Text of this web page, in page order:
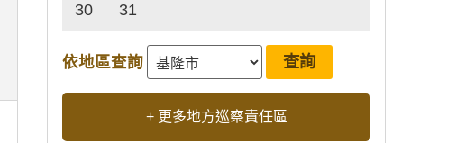
30 31
依地區查詢
+ 更多地方巡察責任區